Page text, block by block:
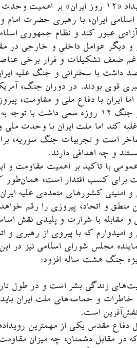
ازبرگزارکنندگان رویداد «۱۲ روز
ایران، با رهبری حضرت امام
عبور کند و نظام جمهوری
و دیگر عوامل داخلی و خارجی در
ضعف تشکیلات و فرار برخی
داشت با سخنرانی و جنگ علیه
قوی بودند. در دوران جنگ،
ایران با دفاع ملی و مقاومت،
آشنا افزود: دشمن در جنگ ۱۲ روزه
غلبه کند اما ملت ایران با وحدت
است و تجربیات جنگ سوریه،
و چه اهدافی دارند.
با تاکید بر اهمیت مقاومت و
کسب اقتدار است، همان‌طور
امنیتی کشورهای متعددی علیه
منطق و اتحاد، پیروزی را رقم
و مقابله با شرارت و پلیدی نقش
امیدوارم که با پیروی از رهبری و
مجلس شورای اسلامی نیز در
جنگ هشت ساله افزود:
خاطرات و حماسه‌های ملت ایران
است.
مقدس یکی از مهمترین
در مقابل دشمنان، چه میزان